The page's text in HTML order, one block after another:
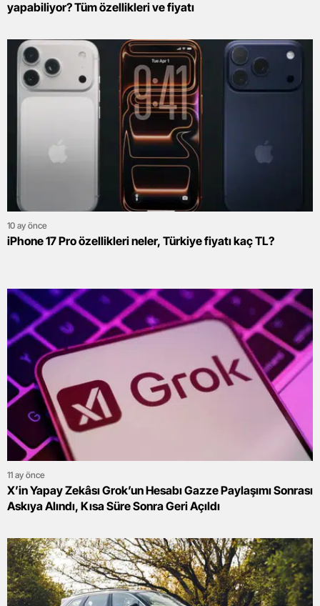
yapabiliyor? Tüm özellikleri ve fiyatı
10 ay önce
iPhone 17 Pro özellikleri neler, Türkiye fiyatı kaç TL?
11 ay önce
X’in Yapay Zekâsı Grok’un Hesabı Gazze Paylaşımı Sonrası
Askıya Alındı, Kısa Süre Sonra Geri Açıldı